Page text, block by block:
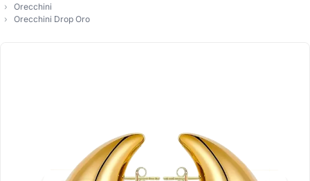
Orecchini
Orecchini Drop Oro